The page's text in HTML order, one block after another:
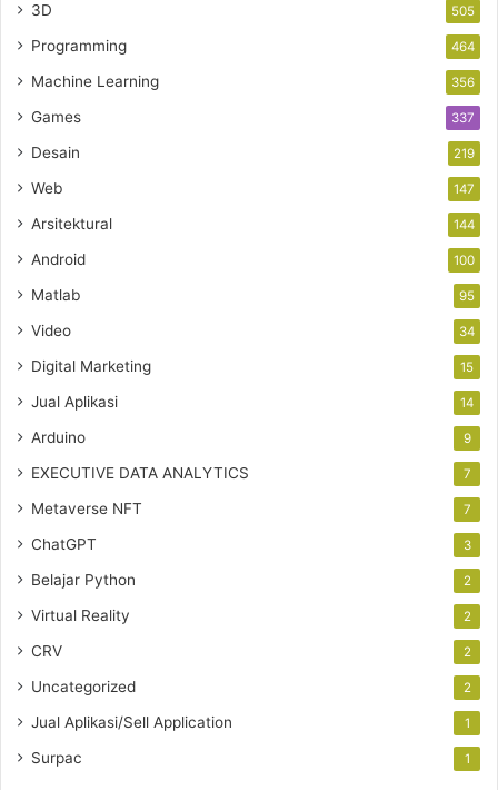
3D 505
Programming 464
Machine Learning 356
Games 337
Desain 219
Web 147
Arsitektural 144
Android 100
Matlab 95
Video 34
Digital Marketing 15
Jual Aplikasi 14
Arduino 9
EXECUTIVE DATA ANALYTICS 7
Metaverse NFT 7
ChatGPT 3
Belajar Python 2
Virtual Reality 2
CRV 2
Uncategorized 2
Jual Aplikasi/Sell Application 1
Surpac 1